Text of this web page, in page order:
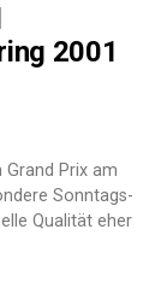
2001
Prix am
Sonntags-
Qualität eher